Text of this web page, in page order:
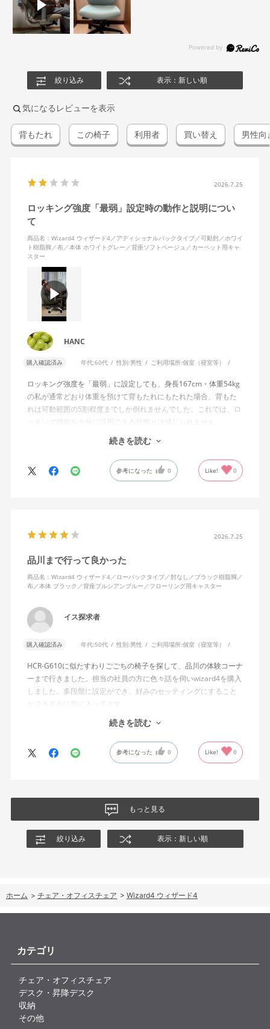
絞り込み 表示：新しい順
気になるレビューを表示
背もたれ この椅子 利用者 買い替え 男性向
2026.7.25
ロッキング強度「最弱」設定時の動作と説明につい
て
商品名：Wizard4 ウィザード4／アディショナルバックタイプ／可動肘／ホワイ
ト樹脂脚／布／本体 ホワイトグレー／背座ソフトベージュ／カーペット用キャ
スター
HANC
購入確認済み 年代:60代 性別:男性 ご利用場所:個室（寝室等）
ロッキング強度を「最弱」に設定しても、身長167cm・体重54kg
の私が通常どおり体重を預けて背もたれにもたれた場合、背もた
れは可動範囲の5割程度までしか倒れませんでした。これでは、ロ
ッキング機能を十分に活用できる状態とは感じられません。
私は勤務先で約11年間、同シリーズのWizard2を使用していま
す。Wizard2にもロッキング強度調整機能が備わっており、最弱に
設定した場合は、通常どおり体重を預けることで背もたれは可動
含めれば私より体重の軽い利用者は数多くいると思われるため、
あれば、ロッキング機能としてどのような使用感を想定している
のか疑問に感じています。
角度でもバランスをとりやすい反力特性に自動調整する機能」と
説明されています。しかし、この機能と、最弱設定でも背もたれ
説明を読んでも理解できませんでした。
問い合わせに対しては、「オートフィットシンクロロッキングの
反力特性を自動調整する機能が働いているため」「Wizard2とは機
構が異なるため、同じ挙動にはならない」との回答をいただきま
強度調整との関係や、最弱設定であっても大きな反力が残る理由
製品自体に不具合があるとは考えていませんが、少なくとも私の
ングの特性や体重による使用感の違いが、より分かりやすく案内
されることを期待します。
続きを読む
参考になった 0 Like! 0
2026.7.25
品川まで行って良かった
商品名：Wizard4 ウィザード4／ローバックタイプ／肘なし／ブラック樹脂脚／
布／本体 ブラック／背座プルシアンブルー／フローリング用キャスター
イス探求者
購入確認済み 年代:50代 性別:男性 ご利用場所:個室（寝室等）
HCR-G610に似たすわりごごちの椅子を探して、品川の体験コーナ
ーまで行きました。担当の社員の方に色々話を伺いwizard4を購入
しました。多段階に設定ができ、好みのセッティングにすること
ができる点に気に入ってます。
しいて言えば、座面がもう少し硬めが好みに近かったなと思いま
す。座面の硬さまで調節出来る機能が有れば完璧だと思います。
続きを読む
参考になった 0 Like! 0
もっと見る
絞り込み 表示：新しい順
ホーム > チェア・オフィスチェア > Wizard4 ウィザード4
カテゴリ
チェア・オフィスチェア
デスク・昇降デスク
収納
その他